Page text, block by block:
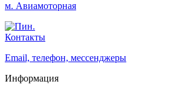
м. Авиамоторная
Контакты
Email, телефон, мессенджеры
Информация